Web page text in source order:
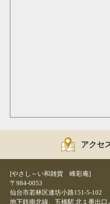
アクセ
[やさし～い和雑貨 峰彩庵]
〒984-0053
仙台市若林区連坊小路151-5-102
地下鉄南北線、五橋駅 北１番出口